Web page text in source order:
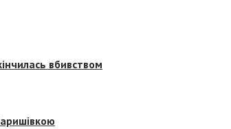
вбивством